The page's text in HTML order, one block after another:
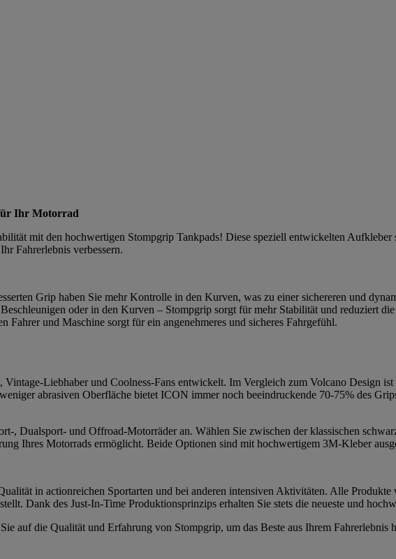
Ihr Motorrad
mit den hochwertigen Stompgrip Tankpads! Diese speziell entwickelten
Fahrerlebnis verbessern.
Grip haben Sie mehr Kontrolle in den Kurven, was zu einer sichereren und
oder in den Kurven – Stompgrip sorgt für mehr Stabilität und reduziert
und Maschine sorgt für ein angenehmeres und sicheres Fahrgefühl.
Liebhaber und Coolness-Fans entwickelt. Im Vergleich zum Volcano Design
abrasiven Oberfläche bietet ICON immer noch beeindruckende 70-75% des
, Dualsport- und Offroad-Motorräder an. Wählen Sie zwischen der klassischen
Ihres Motorrads ermöglicht. Beide Optionen sind mit hochwertigem 3M-Kleber
in actionreichen Sportarten und bei anderen intensiven Aktivitäten. Alle
Dank des Just-In-Time Produktionsprinzips erhalten Sie stets die neueste und
auf die Qualität und Erfahrung von Stompgrip, um das Beste aus Ihrem Fahrerlebnis